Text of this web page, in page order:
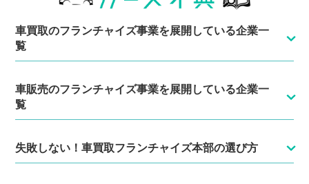
車買取のフランチャイズ事業を展開している企業一
覧
車販売のフランチャイズ事業を展開している企業一
覧
失敗しない！車買取フランチャイズ本部の選び方